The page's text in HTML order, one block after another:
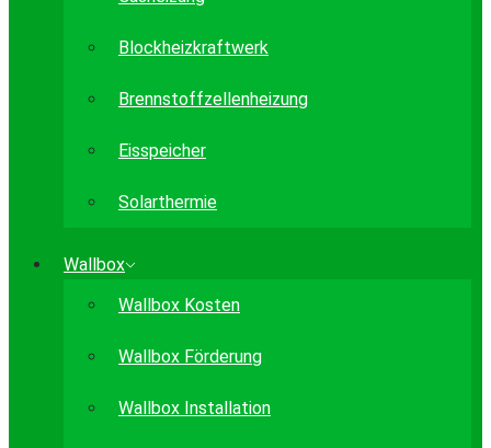
Blockheizkraftwerk
Brennstoffzellenheizung
Eisspeicher
Solarthermie
Wallbox
Wallbox Kosten
Wallbox Förderung
Wallbox Installation